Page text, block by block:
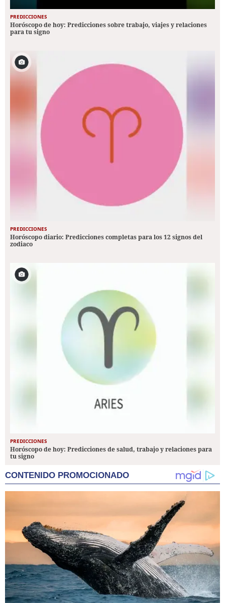
PREDICCIONES
Horóscopo de hoy: Predicciones sobre trabajo, viajes y relaciones
para tu signo
PREDICCIONES
Horóscopo diario: Predicciones completas para los 12 signos del
zodiaco
PREDICCIONES
Horóscopo de hoy: Predicciones de salud, trabajo y relaciones para
tu signo
CONTENIDO PROMOCIONADO